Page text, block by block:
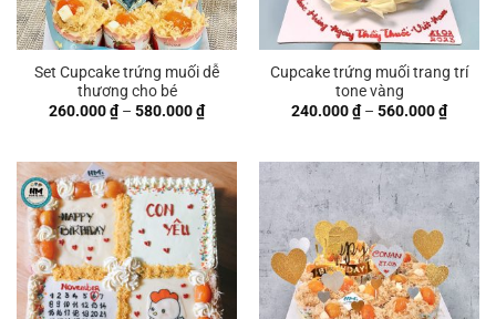
Set Cupcake trứng muối dễ
thương cho bé
260.000₫ – 580.000₫Khoảng
giá:
đến
580.000 ₫
Cupcake trứng muối trang trí
tone vàng
240.000₫ – 560.000₫
giá:
đến